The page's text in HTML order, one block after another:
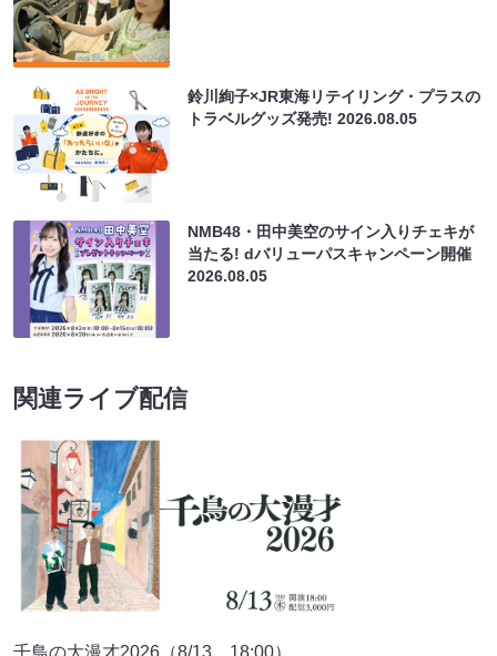
鈴川絢子×JR東海リテイリング・プラスの
トラベルグッズ発売!2026.08.05
NMB48・田中美空のサイン入りチェキが
当たる! dバリューパスキャンペーン開催
2026.08.05
関連ライブ配信